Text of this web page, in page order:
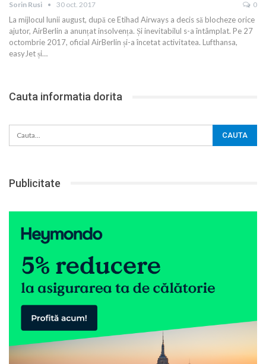
Sorin Rusi 30 oct. 2017 0
La mijlocul lunii august, după ce Etihad Airways a decis să blocheze orice
ajutor, AirBerlin a anunțat insolvența. Și inevitabilul s-a întâmplat. Pe 27
octombrie 2017, oficial AirBerlin și-a încetat activitatea. Lufthansa,
easyJet și…
Cauta informatia dorita
Publicitate